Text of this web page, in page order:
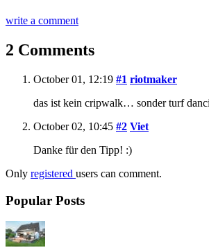
write a comment
2 Comments
October 01, 12:19 #1 riotmaker
das ist kein cripwalk… sonder turf
October 02, 10:45 #2 Viet
Danke für den Tipp! :)
Only registered users can comment.
Popular Posts